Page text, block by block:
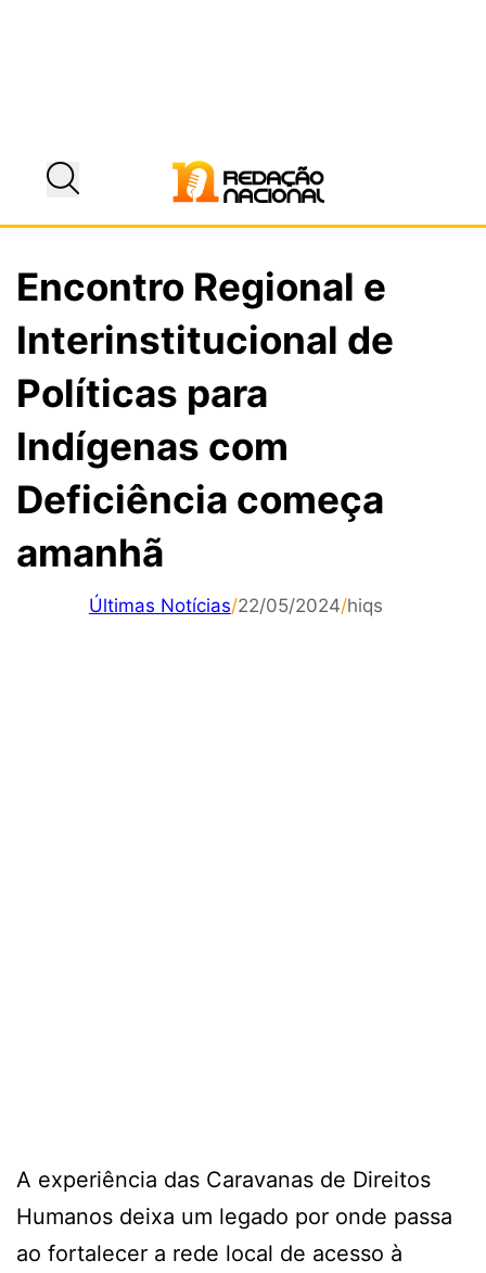
Encontro Regional e
Interinstitucional de
Políticas para
Indígenas com
Deficiência começa
amanhã
Últimas Notícias/22/05/2024/hiqs
A experiência das Caravanas de Direitos
Humanos deixa um legado por onde passa
ao fortalecer a rede local de acesso à